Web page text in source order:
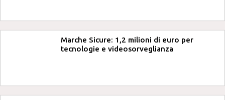
Marche Sicure: 1,2 milioni di euro per
tecnologie e videosorveglianza